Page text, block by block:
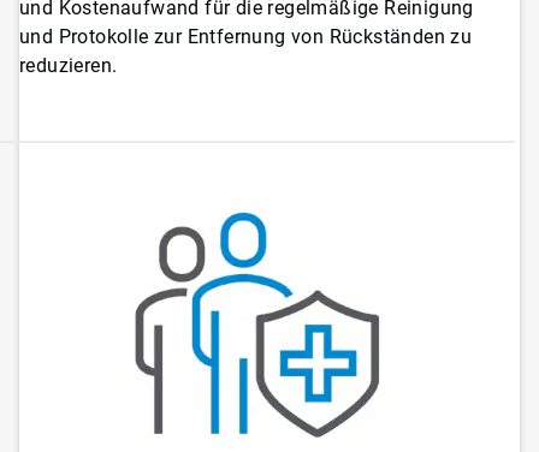
und Kostenaufwand für die regelmäßige Reinigung
und Protokolle zur Entfernung von Rückständen zu
reduzieren.